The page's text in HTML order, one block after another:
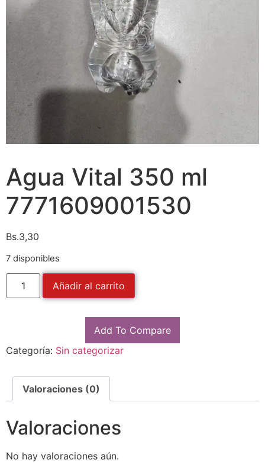
Agua Vital 350 ml
7771609001530
Bs.3,30
7 disponibles
Añadir al carrito
Add To Compare
Categoría: Sin categorizar
Valoraciones (0)
Valoraciones
No hay valoraciones aún.